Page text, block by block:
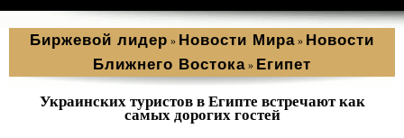
Биржевой лидер » Новости Мира » Новости
Ближнего Востока » Египет
Украинских туристов в Египте встречают как
самых дорогих гостей